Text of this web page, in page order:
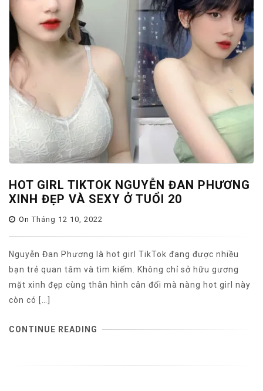
HOT GIRL TIKTOK NGUYỄN ĐAN PHƯƠNG
XINH ĐẸP VÀ SEXY Ở TUỔI 20
On Tháng 12 10, 2022
Nguyễn Đan Phương là hot girl TikTok đang được nhiều
bạn trẻ quan tâm và tìm kiếm. Không chỉ sở hữu gương
mặt xinh đẹp cùng thân hình cân đối mà nàng hot girl này
còn có […]
CONTINUE READING